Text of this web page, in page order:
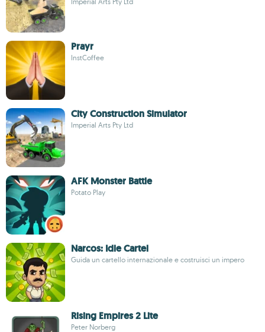
Prayr
InstCoffee
City Construction Simulator
Imperial Arts Pty Ltd
AFK Monster Battle
Potato Play
Narcos: Idle Cartel
Guida un cartello internazionale e costruisci un impero
Rising Empires 2 Lite
Peter Norberg